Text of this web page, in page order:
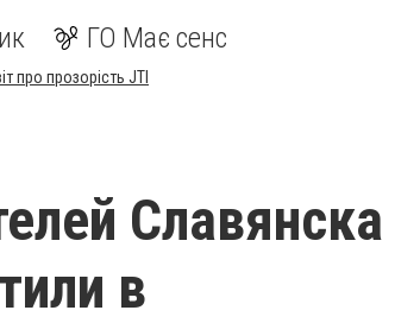
ГО Має сенс
про прозорість JTI
Славянска
в